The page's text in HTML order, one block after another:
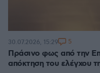
Πράσινο φως από την
απόκτηση του ελέγχου
30.07.2026, 15:29 5